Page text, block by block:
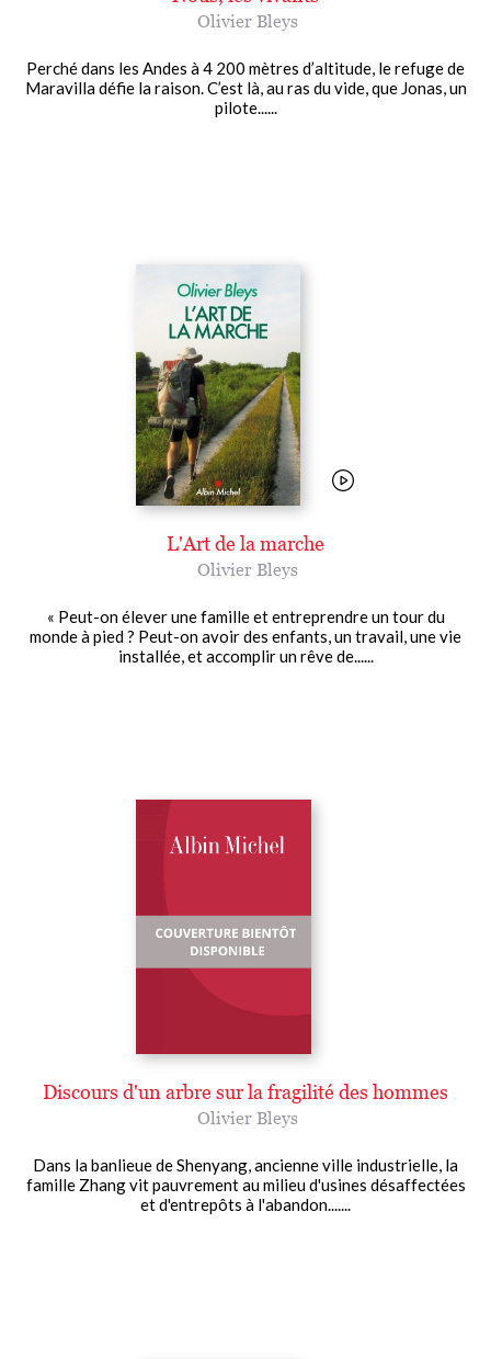
Olivier Bleys
Perché dans les Andes à 4 200 mètres d’altitude, le refuge de
Maravilla défie la raison. C’est là, au ras du vide, que Jonas, un
pilote......
L'Art de la marche
Olivier Bleys
« Peut-on élever une famille et entreprendre un tour du
monde à pied ? Peut-on avoir des enfants, un travail, une vie
installée, et accomplir un rêve de......
Discours d'un arbre sur la fragilité des hommes
Olivier Bleys
Dans la banlieue de Shenyang, ancienne ville industrielle, la
famille Zhang vit pauvrement au milieu d'usines désaffectées
et d'entrepôts à l'abandon.......